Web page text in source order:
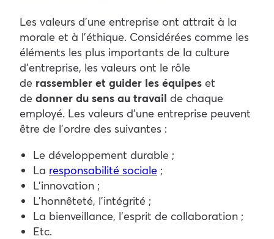
Les valeurs d’une entreprise ont attrait à la
morale et à l’éthique. Considérées comme les
éléments les plus importants de la culture
d’entreprise, les valeurs ont le rôle
de rassembler et guider les équipes et
de donner du sens au travail de chaque
employé. Les valeurs d’une entreprise peuvent
être de l’ordre des suivantes :
Le développement durable ;
La responsabilité sociale ;
L’innovation ;
L’honnêteté, l’intégrité ;
La bienveillance, l’esprit de collaboration ;
Etc.